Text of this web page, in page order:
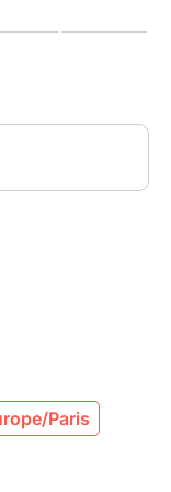
la sensibilité
Canonge,
redoutable,
et leur
Paris